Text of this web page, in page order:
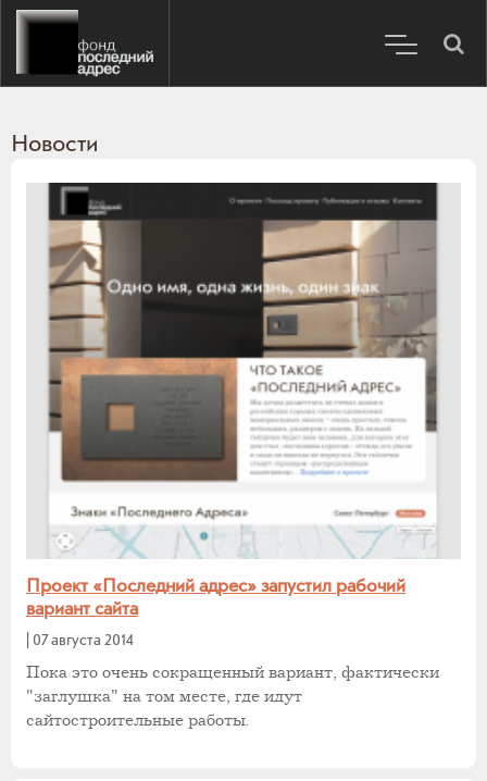
Новости
Проект «Последний адрес» запустил рабочий
вариант сайта
07 августа 2014
Пока это очень сокращенный вариант, фактически
"заглушка" на том месте, где идут
сайтостроительные работы.